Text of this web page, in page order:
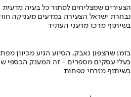
הצעירים שמצליחים לפתור כל בעיה מדעית
נבחרת ישראל הצעירה במדעים מעניקה
בשיתוף מרכז מדעני העתיד
בזמן שהצפון נאבק, הסיוע הגיע מכיוון
בעלי עסקים מספרים - זה המענק הכספי
בשיתוף מזרחי טפחות